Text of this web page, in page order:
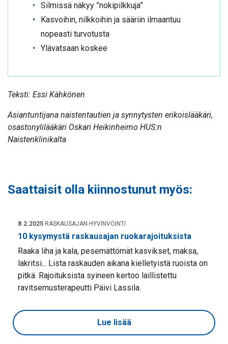
Silmissä näkyy ”nokipilkkuja”
Kasvoihin, nilkkoihin ja sääriin ilmaantuu
nopeasti turvotusta
Ylävatsaan koskee
Teksti: Essi Kähkönen
Asiantuntijana naistentautien ja synnytysten erikoislääkäri,
osastonylilääkäri Oskari Heikinheimo HUS:n
Naistenklinikalta
Saattaisit olla kiinnostunut myös:
8.2.2025 RASKAUSAJAN HYVINVOINTI
10 kysymystä raskausajan ruokarajoituksista
Raaka liha ja kala, pesemättömät kasvikset, maksa,
lakritsi... Lista raskauden aikana kielletyistä ruoista on
pitkä. Rajoituksista syineen kertoo laillistettu
ravitsemusterapeutti Päivi Lassila.
Lue lisää